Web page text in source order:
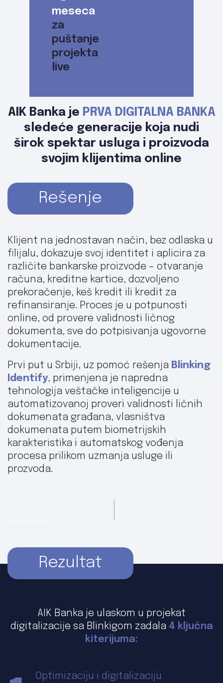
meseca
za
puštanje
projekta
live
AIK Banka je PRVA DIGITALNA BANKA
sledeće generacije koja nudi
širok spektar usluga i proizvoda
svojim klijentima online
Rešenje
Klijent na jednostavan način, bez odlaska u
filijalu, dokazuje svoj identitet i aplicira za
različite bankarske proizvode – otvaranje
računa, kreditne kartice, dozvoljeno
prekoračenje, keš kredit ili kredit za
refinansiranje. Proces je u potpunosti
online, od provere validnosti ličnog
dokumenta, sve do potpisivanja ugovorne
dokumentacije.
Prvi put u Srbiji, uz pomoć rešenja Blinking
Identify, primenjena je napredna
tehnologija veštačke inteligencije u
automatizovanoj proveri validnosti ličnih
dokumenata građana, vlasništva
dokumenata putem biometrijskih
karakteristika i automatskog vođenja
procesa prilikom uzmanja usluge ili
prozvoda.
Rezultat
AIK Banka je ulaskom u projekat
digitalizacije sa Blinkigom zadala 4 ključna
kiterijuma:
Optimizaciju i digitalizaciju